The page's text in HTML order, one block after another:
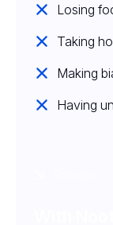
Losing
Taking
Making
Having